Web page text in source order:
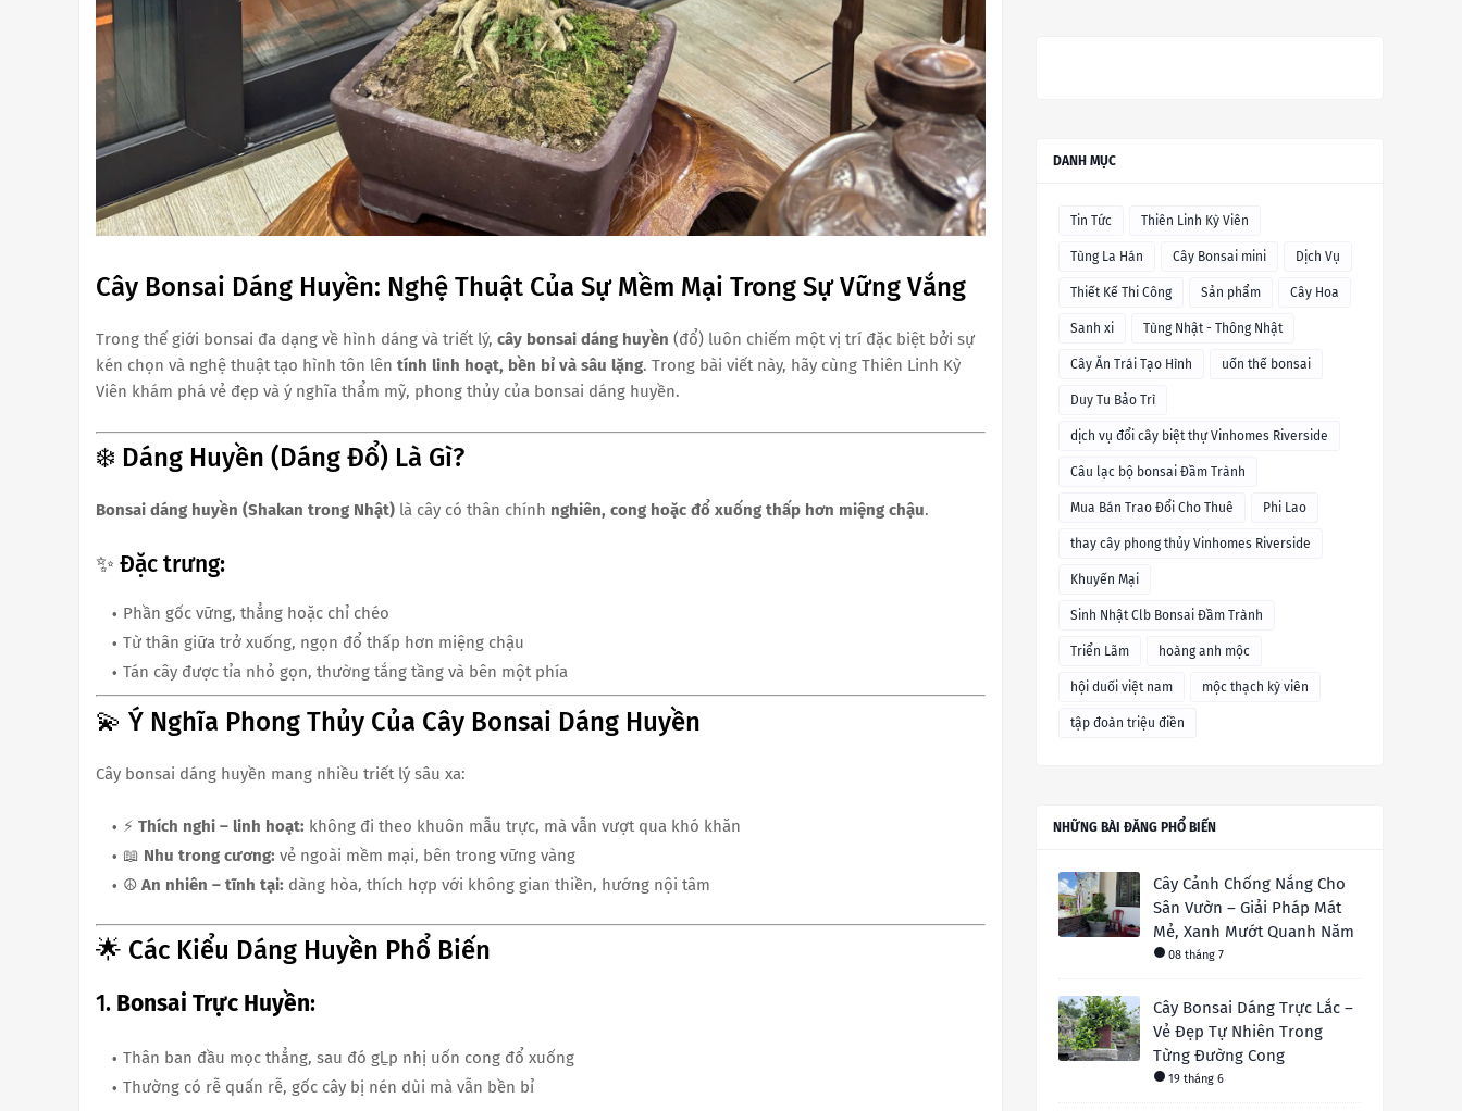
Cây Bonsai Dáng Huyền: Nghệ Thuật Của Sự Mềm Mại Trong Sự Vững Vắng
Trong thế giới bonsai đa dạng về hình dáng và triết lý, cây bonsai dáng huyền (đổ) luôn chiếm một vị trí đặc biệt bởi sự
kén chọn và nghệ thuật tạo hình tôn lên tính linh hoạt, bền bỉ và sâu lặng. Trong bài viết này, hãy cùng Thiên Linh Kỳ
Viên khám phá vẻ đẹp và ý nghĩa thẩm mỹ, phong thủy của bonsai dáng huyền.
❄️ Dáng Huyền (Dáng Đổ) Là Gì?
Bonsai dáng huyền (Shakan trong Nhật) là cây có thân chính nghiên, cong hoặc đổ xuống thấp hơn miệng chậu.
✨ Đặc trưng:
Phần gốc vững, thẳng hoặc chỉ chéo
Từ thân giữa trở xuống, ngọn đổ thấp hơn miệng chậu
Tán cây được tỉa nhỏ gọn, thường tắng tầng và bên một phía
💫 Ý Nghĩa Phong Thủy Của Cây Bonsai Dáng Huyền
Cây bonsai dáng huyền mang nhiều triết lý sâu xa:
⚡ Thích nghi – linh hoạt: không đi theo khuôn mẫu trực, mà vẫn vượt qua khó khăn
📖 Nhu trong cương: vẻ ngoài mềm mại, bên trong vững vàng
☮ An nhiên – tĩnh tại: dàng hòa, thích hợp với không gian thiền, hướng nội tâm
🌟 Các Kiểu Dáng Huyền Phổ Biến
1. Bonsai Trực Huyền:
Thân ban đầu mọc thẳng, sau đó gḺp nhị uốn cong đổ xuống
Thường có rễ quấn rễ, gốc cây bị nén dùi mà vẫn bền bỉ
DANH MỤC
Tin Tức Thiên Linh Kỳ Viên
Tùng La Hán Cây Bonsai mini Dịch Vụ
Thiết Kế Thi Công Sản phẩm Cây Hoa
Sanh xi Tùng Nhật - Thông Nhật
Cây Ăn Trái Tạo Hình uốn thế bonsai
Duy Tu Bảo Trì
dịch vụ đổi cây biệt thự Vinhomes Riverside
Câu lạc bộ bonsai Đầm Trành
Mua Bán Trao Đổi Cho Thuê Phi Lao
thay cây phong thủy Vinhomes Riverside
Khuyến Mại
Sinh Nhật Clb Bonsai Đầm Trành
Triển Lãm hoàng anh mộc
hội duối việt nam mộc thạch kỳ viên
tập đoàn triệu điền
NHỮNG BÀI ĐĂNG PHỔ BIẾN
Cây Cảnh Chống Nắng Cho
Sân Vườn – Giải Pháp Mát
Mẻ, Xanh Mướt Quanh Năm
08 tháng 7
Cây Bonsai Dáng Trực Lắc –
Vẻ Đẹp Tự Nhiên Trong
Từng Đường Cong
19 tháng 6